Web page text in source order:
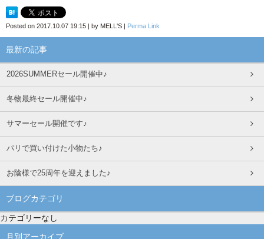
Posted on 2017.10.07 19:15 | by MELL'S | Perma Link
最新の記事
2026SUMMERセール開催中♪
冬物最終セール開催中♪
サマーセール開催です♪
パリで買い付けた小物たち♪
お陰様で25周年を迎えました♪
ブログカテゴリ
カテゴリーなし
月別アーカイブ